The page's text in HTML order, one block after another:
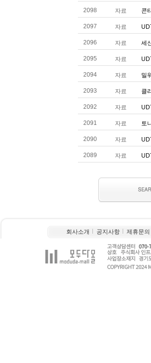
회사소개 공지사항 제휴문의